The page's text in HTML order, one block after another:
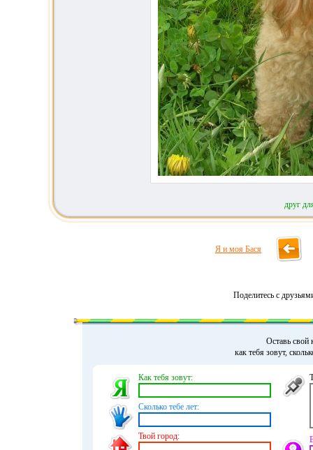
друг
Я и моя Бася
Поделитесь с
Оставь свой
как тебя зовут,
Как тебя зовут:
Сколько тебе лет:
Твой город: